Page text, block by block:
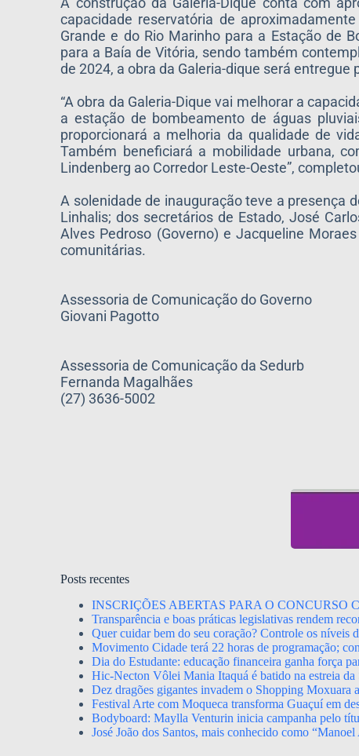
capacidade reservatória de
Grande e do Rio Marinho para a Estação de
para a Baía de Vitória, sendo também
de 2024, a obra da Galeria-dique será entregue
“A obra da Galeria-Dique vai melhorar a
a estação de bombeamento de águas
proporcionará a melhoria da qualidade de
Também beneficiará a mobilidade urbana,
Lindenberg ao Corredor Leste-Oeste”,
A solenidade de inauguração teve a presença
Linhalis; dos secretários de Estado, José
Alves Pedroso (Governo) e Jacqueline
comunitárias.
Assessoria de Comunicação do Governo
Giovani Pagotto
Assessoria de Comunicação da Sedurb
Fernanda Magalhães
(27) 3636-5002
Posts recentes
INSCRIÇÕES ABERTAS PARA O CONCURSO
Transparência e boas práticas legislativas rendem
Quer cuidar bem do seu coração? Controle os níveis
Movimento Cidade terá 22 horas de programação;
Dia do Estudante: educação financeira ganha força
Hic-Necton Vôlei Mania Itaquá é batido na estreia
Dez dragões gigantes invadem o Shopping Moxuara
Festival Arte com Moqueca transforma Guaçuí em
Bodyboard: Maylla Venturin inicia campanha pelo
José João dos Santos, mais conhecido como